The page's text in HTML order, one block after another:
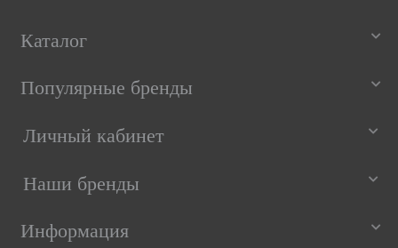
Каталог
Популярные бренды
Личный кабинет
Наши бренды
Информация